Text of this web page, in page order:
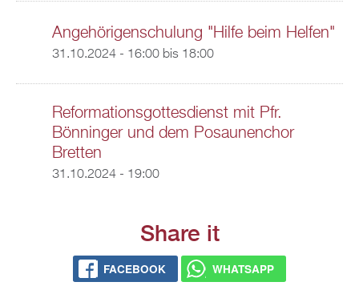
Angehörigenschulung "Hilfe beim Helfen"
31.10.2024 - 16:00bis 18:00
Reformationsgottesdienst mit Pfr.
Bönninger und dem Posaunenchor
Bretten
31.10.2024 - 19:00
Share it
FACEBOOK WHATSAPP